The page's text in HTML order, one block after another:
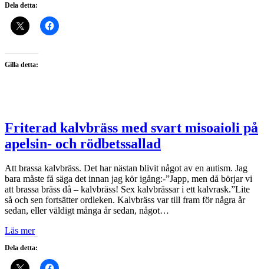
Dela detta:
Gilla detta:
Friterad kalvbräss med svart misoaioli på
apelsin- och rödbetssallad
Att brassa kalvbräss. Det har nästan blivit något av en autism. Jag
bara måste få säga det innan jag kör igång:-”Japp, men då börjar vi
att brassa bräss då – kalvbräss! Sex kalvbrässar i ett kalvrask.”Lite
så och sen fortsätter ordleken. Kalvbräss var till fram för några år
sedan, eller väldigt många år sedan, något…
Läs mer
Dela detta: